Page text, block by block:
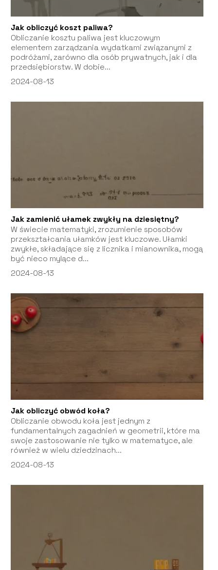
Jak obliczyć koszt paliwa?
Obliczanie kosztu paliwa jest kluczowym
elementem zarządzania wydatkami związanymi z
podróżami, zarówno dla osób prywatnych, jak i dla
przedsiębiorstw. W dobie...
2024-08-13
Jak zamienić ułamek zwykły na dziesiętny?
W świecie matematyki, zrozumienie sposobów
przekształcania ułamków jest kluczowe. Ułamki
zwykłe, składające się z licznika i mianownika, mogą
być nieco mylące d...
2024-08-13
Jak obliczyć obwód koła?
Obliczanie obwodu koła jest jednym z
fundamentalnych zagadnień w geometrii, które ma
swoje zastosowanie nie tylko w matematyce, ale
również w wielu dziedzinach...
2024-08-13